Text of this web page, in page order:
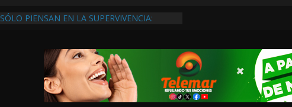
PIENSAN EN LA SUPERVIVENCIA:
REHABILITAR EL CAMINO #LA
DEL NORTE
A CAMPAMENTOS TORTUGUEROS,
LAYDA SE “LEVANTA LA CORBATA” PARA
APOYA A LA ECOLOGÍA: COSGAYA